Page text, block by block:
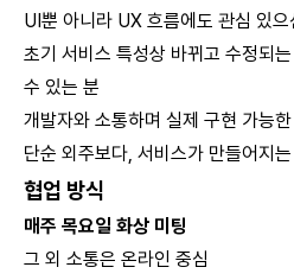
UI뿐 아니라 UX 흐름에도 관심 있으
초기 서비스 특성상 바뀌고 수정되
수 있는 분
개발자와 소통하며 실제 구현 가능
단순 외주보다, 서비스가 만들어지
협업 방식
매주 목요일 화상 미팅
그 외 소통은 온라인 중심